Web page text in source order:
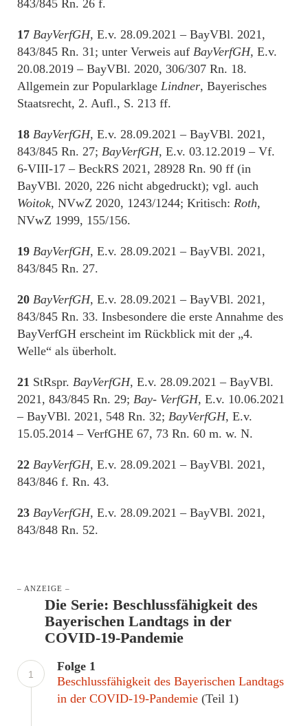
843/845 Rn. 26 f.
17 BayVerfGH, E.v. 28.09.2021 – BayVBl. 2021,
843/845 Rn. 31; unter Verweis auf BayVerfGH, E.v.
20.08.2019 – BayVBl. 2020, 306/307 Rn. 18.
Allgemein zur Popularklage Lindner, Bayerisches
Staatsrecht, 2. Aufl., S. 213 ff.
18 BayVerfGH, E.v. 28.09.2021 – BayVBl. 2021,
843/845 Rn. 27; BayVerfGH, E.v. 03.12.2019 – Vf.
6-VIII-17 – BeckRS 2021, 28928 Rn. 90 ff (in
BayVBl. 2020, 226 nicht abgedruckt); vgl. auch
Woitok, NVwZ 2020, 1243/1244; Kritisch: Roth,
NVwZ 1999, 155/156.
19 BayVerfGH, E.v. 28.09.2021 – BayVBl. 2021,
843/845 Rn. 27.
20 BayVerfGH, E.v. 28.09.2021 – BayVBl. 2021,
843/845 Rn. 33. Insbesondere die erste Annahme des
BayVerfGH erscheint im Rückblick mit der „4.
Welle“ als überholt.
21 StRspr. BayVerfGH, E.v. 28.09.2021 – BayVBl.
2021, 843/845 Rn. 29; Bay- VerfGH, E.v. 10.06.2021
– BayVBl. 2021, 548 Rn. 32; BayVerfGH, E.v.
15.05.2014 – VerfGHE 67, 73 Rn. 60 m. w. N.
22 BayVerfGH, E.v. 28.09.2021 – BayVBl. 2021,
843/846 f. Rn. 43.
23 BayVerfGH, E.v. 28.09.2021 – BayVBl. 2021,
843/848 Rn. 52.
– ANZEIGE –
Die Serie: Beschlussfähigkeit des
Bayerischen Landtags in der
COVID-19-Pandemie
1
Folge 1
Beschlussfähigkeit des Bayerischen Landtags
in der COVID-19-Pandemie (Teil 1)